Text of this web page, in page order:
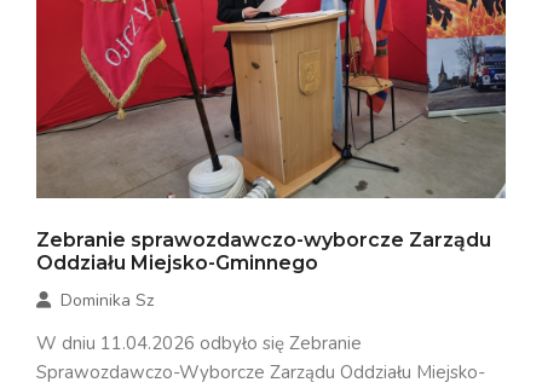
Zebranie sprawozdawczo-wyborcze Zarządu
Oddziału Miejsko-Gminnego
Dominika Sz
W dniu 11.04.2026 odbyło się Zebranie
Sprawozdawczo-Wyborcze Zarządu Oddziału Miejsko-